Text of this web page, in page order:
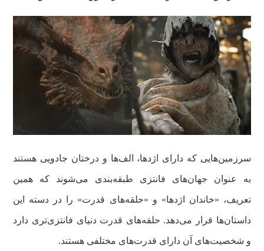
سرزمین‌هایی که دارای اژدها، الف‌ها و درختان جادویی هستند
به عنوان جهان‌های فانتزی طبقه‌بندی می‌شوند که همین
تعریف، «خاندان‌ اژدها» و «حلقه‌های قدرت» را در دسته این
داستان‌ها قرار می‌دهد. حلقه‌های قدرت دنیای فانتزی‌تری دارد
و شخصیت‌های آن دارای قدرت‌های مختلفی هستند.